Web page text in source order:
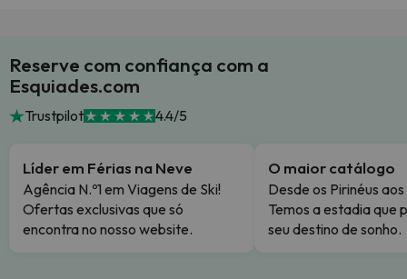
Reserve com confiança com a
Esquiades.com
Trustpilot 4.4/5
Líder em Férias na Neve
Agência N.º1 em Viagens de Ski!
Ofertas exclusivas que só
encontra no nosso website.
O maior catálogo
Desde os Pirinéus
Temos a estadia que
seu destino de sonho.